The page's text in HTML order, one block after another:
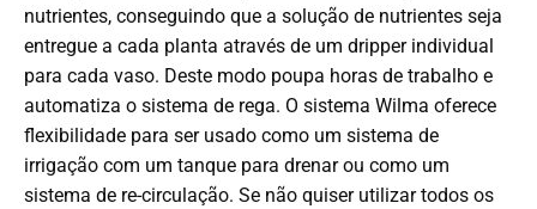
nutrientes, conseguindo que a solução de nutrientes seja
entregue a cada planta através de um dripper individual
para cada vaso. Deste modo poupa horas de trabalho e
automatiza o sistema de rega. O sistema Wilma oferece
flexibilidade para ser usado como um sistema de
irrigação com um tanque para drenar ou como um
sistema de re-circulação. Se não quiser utilizar todos os